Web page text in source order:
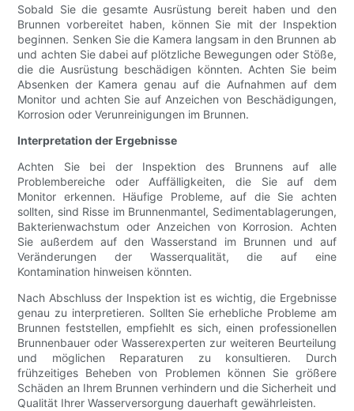
Sobald Sie die gesamte Ausrüstung bereit haben und den
Brunnen vorbereitet haben, können Sie mit der Inspektion
beginnen. Senken Sie die Kamera langsam in den Brunnen ab
und achten Sie dabei auf plötzliche Bewegungen oder Stöße,
die die Ausrüstung beschädigen könnten. Achten Sie beim
Absenken der Kamera genau auf die Aufnahmen auf dem
Monitor und achten Sie auf Anzeichen von Beschädigungen,
Korrosion oder Verunreinigungen im Brunnen.
Interpretation der Ergebnisse
Achten Sie bei der Inspektion des Brunnens auf alle
Problembereiche oder Auffälligkeiten, die Sie auf dem
Monitor erkennen. Häufige Probleme, auf die Sie achten
sollten, sind Risse im Brunnenmantel, Sedimentablagerungen,
Bakterienwachstum oder Anzeichen von Korrosion. Achten
Sie außerdem auf den Wasserstand im Brunnen und auf
Veränderungen der Wasserqualität, die auf eine
Kontamination hinweisen könnten.
Nach Abschluss der Inspektion ist es wichtig, die Ergebnisse
genau zu interpretieren. Sollten Sie erhebliche Probleme am
Brunnen feststellen, empfiehlt es sich, einen professionellen
Brunnenbauer oder Wasserexperten zur weiteren Beurteilung
und möglichen Reparaturen zu konsultieren. Durch
frühzeitiges Beheben von Problemen können Sie größere
Schäden an Ihrem Brunnen verhindern und die Sicherheit und
Qualität Ihrer Wasserversorgung dauerhaft gewährleisten.